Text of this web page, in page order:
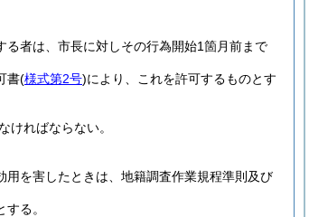
者は、市長に対しその行為開始1箇月前まで
書(様式第2号)により、これを許可するものとす
ければならない。
を害したときは、地籍調査作業規程準則及び
る。